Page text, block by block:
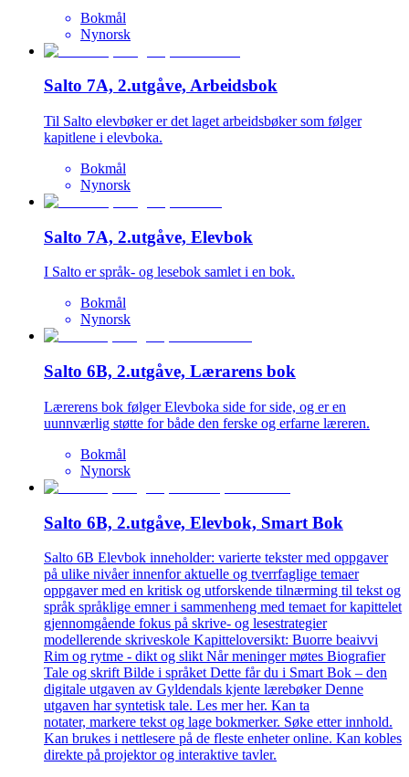
Bokmål
Nynorsk
Salto 7A, 2.utgåve, Arbeidsbok
Til Salto elevbøker er det laget arbeidsbøker som følger
kapitlene i elevboka.
Bokmål
Nynorsk
Salto 7A, 2.utgåve, Elevbok
I Salto er språk- og lesebok samlet i en bok.
Bokmål
Nynorsk
Salto 6B, 2.utgåve, Lærarens bok
Lærerens bok følger Elevboka side for side, og er en
uunnværlig støtte for både den ferske og erfarne læreren.
Bokmål
Nynorsk
Salto 6B, 2.utgåve, Elevbok, Smart Bok
Salto 6B Elevbok inneholder: varierte tekster med oppgaver
på ulike nivåer innenfor aktuelle og tverrfaglige temaer
oppgaver med en kritisk og utforskende tilnærming til tekst og
språk språklige emner i sammenheng med temaet for kapittelet
gjennomgående fokus på skrive- og lesestrategier
modellerende skriveskole Kapitteloversikt: Buorre beaivvi
Rim og rytme - dikt og slikt Når meninger møtes Biografier
Tale og skrift Bilde i språket Dette får du i Smart Bok – den
digitale utgaven av Gyldendals kjente lærebøker Denne
utgaven har syntetisk tale. Les mer her. Kan ta
notater, markere tekst og lage bokmerker. Søke etter innhold.
Kan brukes i nettlesere på de fleste enheter online. Kan kobles
direkte på projektor og interaktive tavler.